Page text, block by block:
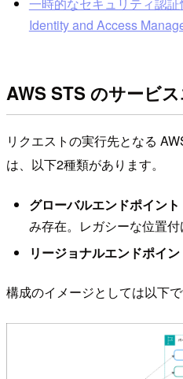
Identity and Access
AWS STS のサービ
リクエストの実行先となる
は、以下2種類があります。
グローバルエンドポイント
み存在。レガシーな位置付
リージョナルエンドポイン
構成のイメージとしては以下で